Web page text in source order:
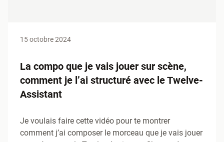
15 octobre 2024
La compo que je vais jouer sur scène,
comment je l’ai structuré avec le Twelve-
Assistant
Je voulais faire cette vidéo pour te montrer
comment j’ai composer le morceau que je vais jouer